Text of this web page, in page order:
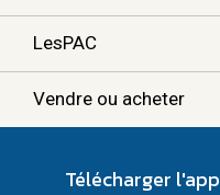
LesPAC
Vendre ou acheter
Télécharger